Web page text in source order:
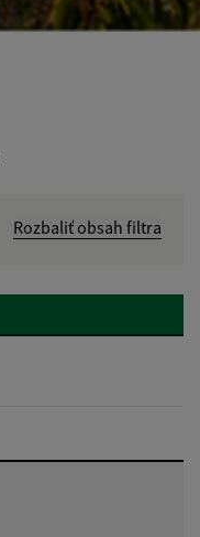
Rozbaliť obsah filtra